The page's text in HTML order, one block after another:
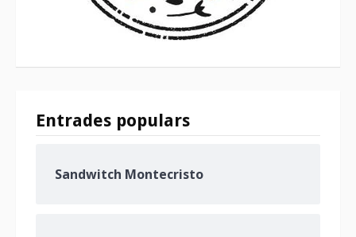
Entrades populars
Sandwitch Montecristo